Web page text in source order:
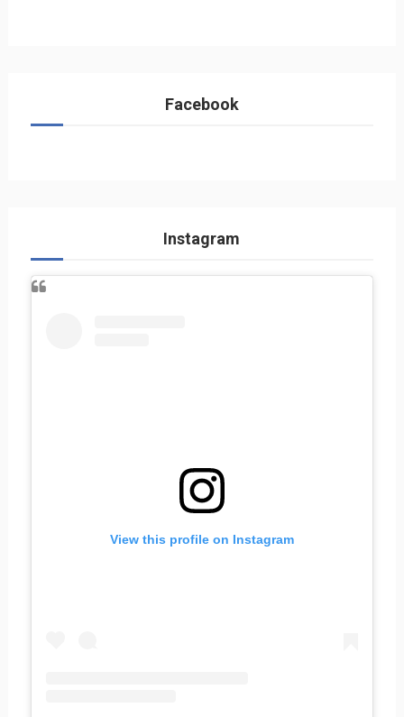
Facebook
Instagram
View this profile on Instagram